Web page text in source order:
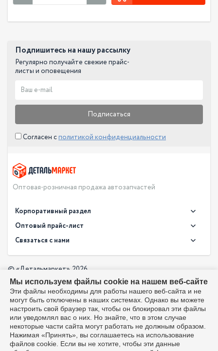
Подпишитесь на нашу рассылку
Регулярно получайте свежие прайс-
листы и оповещения
Подписаться
Согласен сполитикой конфиденциальности
Оптовая-розничная продажа автозапчастей
Корпоративный раздел
Новости
О компании
Доставка
Оптовый прайс-лист
Оплата
Производители
Политика в отношении обработки персональных данных
Оптовый прайс-лист
Скачать прайс в PDF
Связаться с нами
info@detalmarket.ru
Перезвоните мне
© «Детальмаркет», 2026
Разработка:
Все упоминания товарных знаков (включая LADA и АвтоВАЗ)
используются исключительно для указания совместимости
товаров и соответствуют положениям ст. 1487, 1484
Гражданского кодекса РФ. Интернет-магазин не является
официальным дистрибьютором или представителем ПАО
Мы используем файлы cookie на нашем веб-сайте
Эти файлы необходимы для работы нашего веб-сайта и не
могут быть отключены в наших системах. Однако вы можете
настроить свой браузер так, чтобы он блокировал эти файлы
или уведомлял вас о них. Но знайте, что в этом случае
некоторые части сайта могут работать не должным образом.
Нажимая «Принять», вы соглашаетесь на использование
файлов cookie. Если вы не хотите, чтобы эти данные